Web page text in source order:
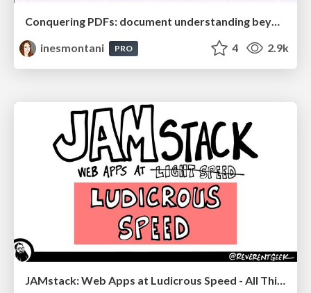
Conquering PDFs: document understanding beyond plain text
inesmontani
PRO 4 2.9k